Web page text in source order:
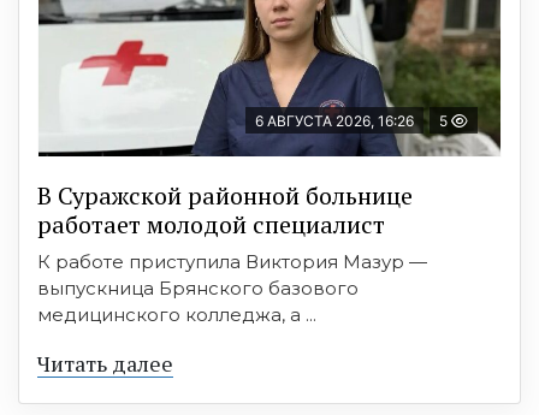
6 АВГУСТА 2026, 16:26 5
В Суражской районной больнице
работает молодой специалист
К работе приступила Виктория Мазур —
выпускница Брянского базового
медицинского колледжа, а ...
Читать далее